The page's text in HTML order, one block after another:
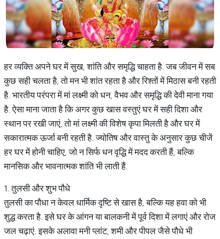
हर व्यक्ति अपने घर में सुख, शांति और समृद्धि चाहता है. जब जीवन में सब
कुछ सही चलता है, तो मन भी शांत रहता है और रिश्तों में मिठास बनी रहती
है. भारतीय परंपरा में मां लक्ष्मी को धन, वैभव और समृद्धि की देवी माना गया
है. ऐसा माना जाता है कि अगर कुछ खास वस्तुएं घर में सही दिशा और
स्थान पर रखी जाएं, तो मां लक्ष्मी की विशेष कृपा मिलती है और घर में
सकारात्मक ऊर्जा बनी रहती है. ज्योतिष और वास्तु के अनुसार कुछ चीजें
हर घर में होनी चाहिए, जो न सिर्फ धन वृद्धि में मदद करती हैं, बल्कि
मानसिक और भावनात्मक शांति भी लाती हैं.
1. तुलसी और शुभ पौधे
तुलसी का पौधा न केवल धार्मिक दृष्टि से खास है, बल्कि यह हवा को भी
शुद्ध करता है. इसे घर के आंगन या बालकनी में पूर्व दिशा में लगाएं और रोज
जल चढ़ाएं. इसके अलावा मनी प्लांट, शमी और पीपल जैसे पौधे भी